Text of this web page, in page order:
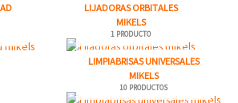
LIJADORAS ORBITALES
MIKELS
1 PRODUCTO
LIMPIABRISAS UNIVERSALES
MIKELS
10 PRODUCTOS